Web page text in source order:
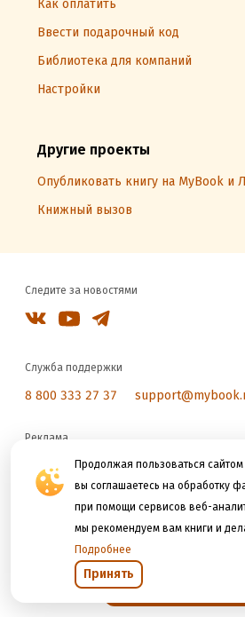
Продолжая пользоваться сайтом
вы соглашаетесь на обработку
при помощи сервисов веб-
мы рекомендуем вам книги и
Подробнее
Принять
Как оплатить
Ввести подарочный код
Библиотека для компаний
Настройки
Другие проекты
Опубликовать книгу на MyBook и
Книжный вызов
Следите за новостями
Служба поддержки
8 800 333 27 37
Реклама
reklama@litres.ru
Мы принимаем к оплате
Открыть в